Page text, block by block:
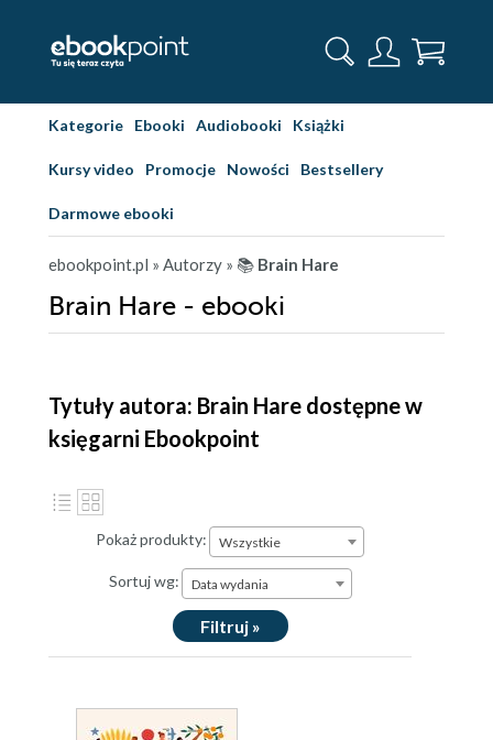
Kategorie Ebooki Audiobooki Książki
Kursy video Promocje Nowości Bestsellery
Darmowe ebooki
ebookpoint.pl » Autorzy » 📚 Brain Hare
Brain Hare - ebooki
Tytuły autora: Brain Hare dostępne w
księgarni Ebookpoint
Pokaż produkty: Wszystkie
Sortuj wg: Data wydania
Filtruj »